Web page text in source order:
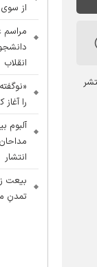
از
مراسم
انقلاب
را آغاز
آلبوم
انتشار
بیعت
تمدنِ